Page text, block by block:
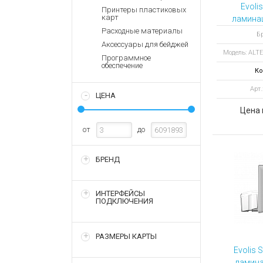
Запасные
части
Терминалы
оплаты
Архивные
Зарядные
Архивные
Принтеры пластиковых
карт
Расходные материалы
Аксессуары для бейджей
Программное
обеспечение
ЦЕНА
от до
БРЕНД
ИНТЕРФЕЙСЫ
ПОДКЛЮЧЕНИЯ
РАЗМЕРЫ КАРТЫ
Модель:
Цена
Evolis